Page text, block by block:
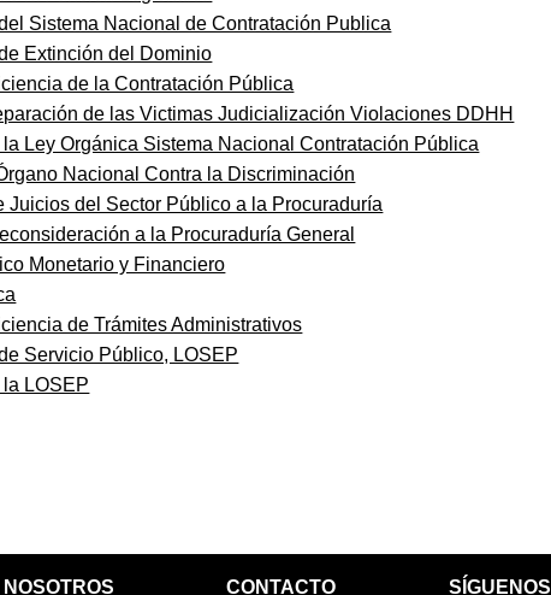
Sistema Nacional de Contratación Publica
Extinción del Dominio
de la Contratación Pública
de las Victimas Judicialización Violaciones DDHH
Ley Orgánica Sistema Nacional Contratación Pública
Nacional Contra la Discriminación
Juicios del Sector Público a la Procuraduría
a la Procuraduría General
Monetario y Financiero
de Trámites Administrativos
Servicio Público, LOSEP
LOSEP
NOSOTROS CONTACTO SÍGUENOS